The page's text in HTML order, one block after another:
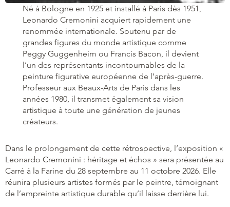
Né à Bologne en 1925 et installé à Paris dès 1951,
Leonardo Cremonini acquiert rapidement une
renommée internationale. Soutenu par de
grandes figures du monde artistique comme
Peggy Guggenheim ou Francis Bacon, il devient
l’un des représentants incontournables de la
peinture figurative européenne de l’après-guerre.
Professeur aux Beaux-Arts de Paris dans les
années 1980, il transmet également sa vision
artistique à toute une génération de jeunes
créateurs.
Dans le prolongement de cette rétrospective, l’exposition «
Leonardo Cremonini : héritage et échos » sera présentée au
Carré à la Farine du 28 septembre au 11 octobre 2026. Elle
réunira plusieurs artistes formés par le peintre, témoignant
de l’empreinte artistique durable qu’il laisse derrière lui.